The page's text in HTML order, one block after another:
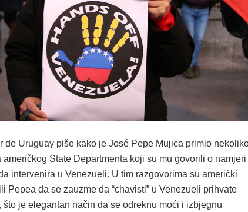
de Uruguay piše kako je José Pepe Mujica primio
State Departmenta koji su mu govorili o namjeri
intervenira u Venezueli. U tim razgovorima su američki
Pepea da se zauzme da “chavisti” u Venezueli prihvate
što je elegantan način da se odreknu moći i izbjegnu